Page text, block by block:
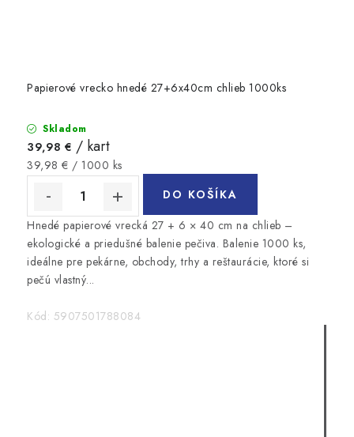
Papierové vrecko hnedé 27+6x40cm chlieb 1000ks
Skladom
39,98 € / kart
Jednotková
cena:
39,98 € / 1000 ks
DO KOŠÍKA
Hnedé papierové vrecká 27 + 6 × 40 cm na chlieb –
ekologické a priedušné balenie pečiva. Balenie 1000 ks,
ideálne pre pekárne, obchody, trhy a reštaurácie, ktoré si
pečú vlastný...
Kód: 5907501788084